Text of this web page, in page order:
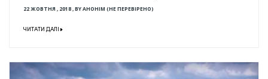
22 ЖОВТНЯ , 2018,BYАНОНІМ (НЕ ПЕРЕВІРЕНО)
ЧИТАТИ ДАЛІ